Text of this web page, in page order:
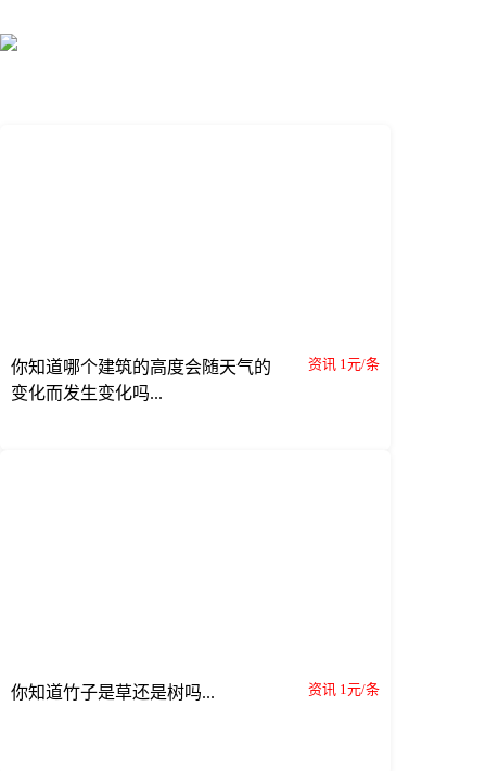
你知道哪个建筑的高度会随天气的
变化而发生变化吗...
资讯 1元/条
你知道竹子是草还是树吗... 资讯 1元/条